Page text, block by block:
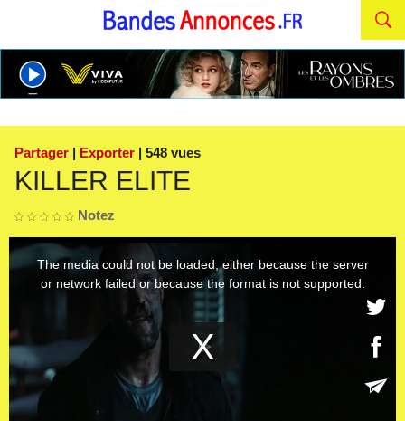
Partager | Exporter | 548 vues
KILLER ELITE
Notez